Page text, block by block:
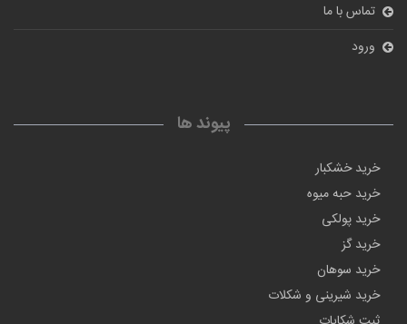
تماس با ما
ورود
پیوند ها
خرید خشکبار
خرید حبه میوه
خرید پولکی
خرید گز
خرید سوهان
خرید شیرینی و شکلات